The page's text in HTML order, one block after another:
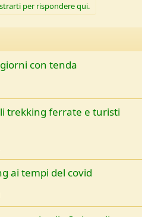
per rispondere qui.
con tenda
trekking ferrate e turisti
ai tempi del covid